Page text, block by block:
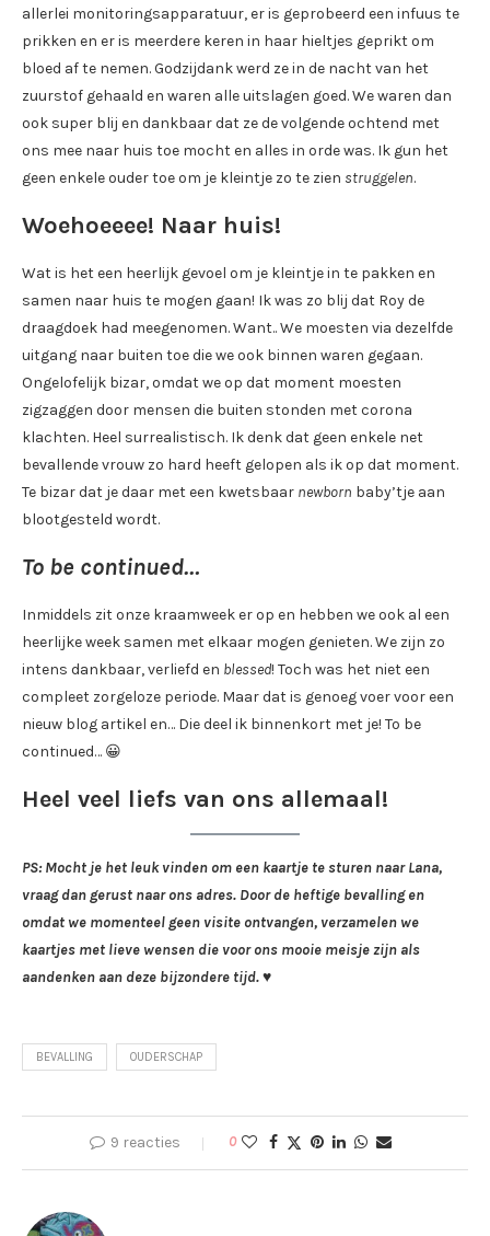
allerlei monitoringsapparatuur, er is geprobeerd een infuus te
prikken en er is meerdere keren in haar hieltjes geprikt om
bloed af te nemen. Godzijdank werd ze in de nacht van het
zuurstof gehaald en waren alle uitslagen goed. We waren dan
ook super blij en dankbaar dat ze de volgende ochtend met
ons mee naar huis toe mocht en alles in orde was. Ik gun het
geen enkele ouder toe om je kleintje zo te zien struggelen.
Woehoeeee! Naar huis!
Wat is het een heerlijk gevoel om je kleintje in te pakken en
samen naar huis te mogen gaan! Ik was zo blij dat Roy de
draagdoek had meegenomen. Want.. We moesten via dezelfde
uitgang naar buiten toe die we ook binnen waren gegaan.
Ongelofelijk bizar, omdat we op dat moment moesten
zigzaggen door mensen die buiten stonden met corona
klachten. Heel surrealistisch. Ik denk dat geen enkele net
bevallende vrouw zo hard heeft gelopen als ik op dat moment.
Te bizar dat je daar met een kwetsbaar newborn baby’tje aan
blootgesteld wordt.
To be continued…
Inmiddels zit onze kraamweek er op en hebben we ook al een
heerlijke week samen met elkaar mogen genieten. We zijn zo
intens dankbaar, verliefd en blessed! Toch was het niet een
compleet zorgeloze periode. Maar dat is genoeg voer voor een
nieuw blog artikel en… Die deel ik binnenkort met je! To be
continued… 😀
Heel veel liefs van ons allemaal!
PS: Mocht je het leuk vinden om een kaartje te sturen naar Lana,
vraag dan gerust naar ons adres. Door de heftige bevalling en
omdat we momenteel geen visite ontvangen, verzamelen we
kaartjes met lieve wensen die voor ons mooie meisje zijn als
aandenken aan deze bijzondere tijd. ♥
BEVALLING OUDERSCHAP
9 reacties 0